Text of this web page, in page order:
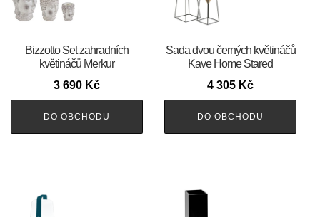
Bizzotto Set zahradních
květináčů Merkur
3 690 Kč
DO OBCHODU
Sada dvou černých květináčů
Kave Home Stared
4 305 Kč
DO OBCHODU